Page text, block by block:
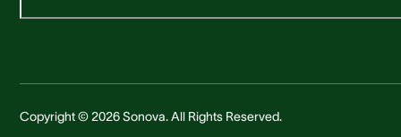
Copyright © 2026 Sonova. All Rights Reserved.